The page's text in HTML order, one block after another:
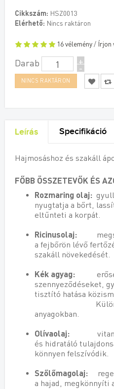
Cikkszám: HSZ0013
Elérhető: Nincs raktáron
16 vélemény/ Írjon
Darab +
-
Leírás Specifikáció
Hajmosáshoz és szakáll
FŐBB ÖSSZETEVŐK ÉS
Rozmaring olaj:
nyugtatja a bőrt,
eltűnteti a korpát.
Ricinusolaj:
a fejbőrön lévő
szakáll növekedését.
Kék agyag:
szennyeződéseket,
tisztító hatása
Különösen
anyagokban.
Olívaolaj:
és hidratáló
könnyen felszívódik.
Szőlőmagolaj:
a hajad, megkönnyíti